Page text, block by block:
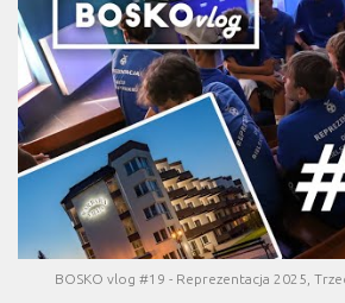
BOSKO vlog #19 - Reprezentacja 2025,